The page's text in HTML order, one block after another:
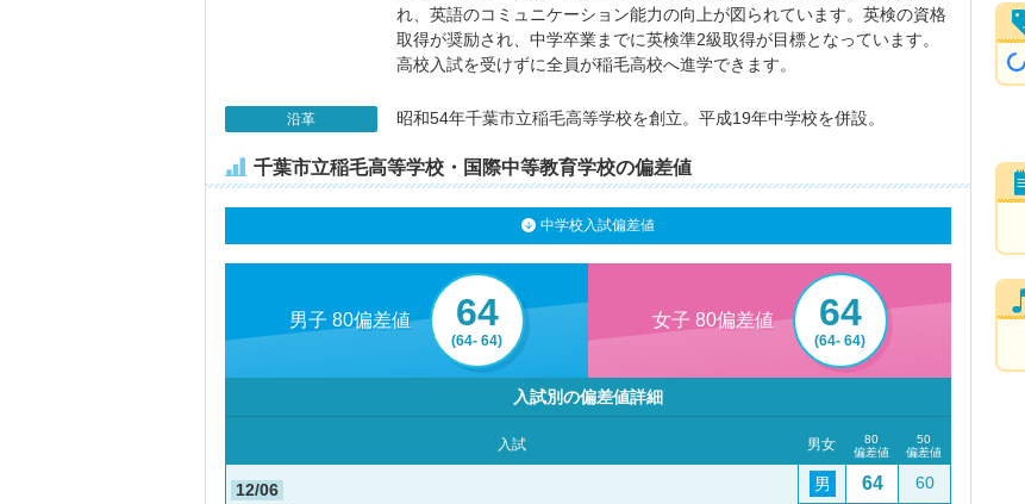
れ、英語のコミュニケーション能力の向上が図られています。英検の資格
取得が奨励され、中学卒業までに英検準2級取得が目標となっています。
高校入試を受けずに全員が稲毛高校へ進学できます。
沿革 昭和54年千葉市立稲毛高等学校を創立。平成19年中学校を併設。
千葉市立稲毛高等学校・国際中等教育学校の偏差値
中学校入試偏差値
64
(64- 64)
男子 80偏差値 64
(64- 64)
女子 80偏差値
入試別の偏差値詳細
入試 男女
80
偏差値
50
偏差値
12/06
男 64 60